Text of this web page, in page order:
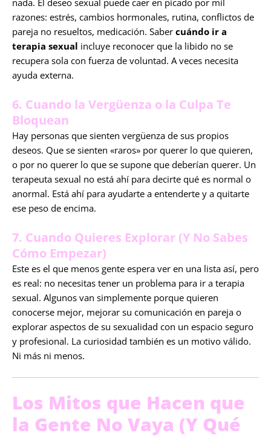
nada. El deseo sexual puede caer en picado por mil
razones: estrés, cambios hormonales, rutina, conflictos de
pareja no resueltos, medicación. Saber cuándo ir a
terapia sexual incluye reconocer que la libido no se
recupera sola con fuerza de voluntad. A veces necesita
ayuda externa.
6. Cuando la Vergüenza o la Culpa Te
Bloquean
Hay personas que sienten vergüenza de sus propios
deseos. Que se sienten «raros» por querer lo que quieren,
o por no querer lo que se supone que deberían querer. Un
terapeuta sexual no está ahí para decirte qué es normal o
anormal. Está ahí para ayudarte a entenderte y a quitarte
ese peso de encima.
7. Cuando Quieres Explorar (Y No Sabes
Cómo Empezar)
Este es el que menos gente espera ver en una lista así, pero
es real: no necesitas tener un problema para ir a terapia
sexual. Algunos van simplemente porque quieren
conocerse mejor, mejorar su comunicación en pareja o
explorar aspectos de su sexualidad con un espacio seguro
y profesional. La curiosidad también es un motivo válido.
Ni más ni menos.
Los Mitos que Hacen que
la Gente No Vaya (Y Qué